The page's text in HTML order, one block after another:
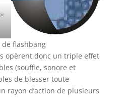
de flashbang
opèrent donc un triple effet
(souffle, sonore et
de blesser toute
rayon d’action de plusieurs